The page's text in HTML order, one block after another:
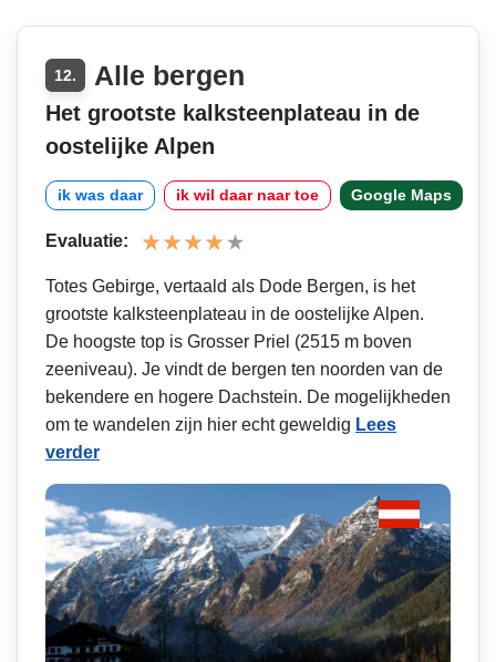
12. Alle bergen
Het grootste kalksteenplateau in de
oostelijke Alpen
ik was daar ik wil daar naar toe Google Maps
Evaluatie:
Totes Gebirge, vertaald als Dode Bergen, is het
grootste kalksteenplateau in de oostelijke Alpen.
De hoogste top is Grosser Priel (2515 m boven
zeeniveau). Je vindt de bergen ten noorden van de
bekendere en hogere Dachstein. De mogelijkheden
om te wandelen zijn hier echt geweldig Lees
verder